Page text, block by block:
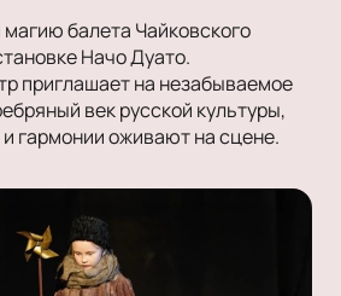
балета Чайковского
Начо Дуато.
приглашает на незабываемое
век русской культуры,
гармонии оживают на сцене.